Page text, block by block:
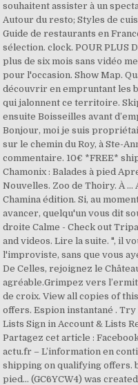
souhaitent assister à un
Autour du resto; Styles de
Guide de restaurants en
sélection. clock. POUR PLUS
plus de six mois sans vidéo
pour l'occasion. Show Map.
découvrir en empruntant les
qui jalonnent ce territoire.
ensuite Boisseilles avant
Bonjour, moi je suis
sur le chemin du Roy, à Ste-
commentaire. 10€ *FREE*
Chamonix : Balades à pied
Nouvelles. Zoo de Thoiry. À …
Chamina édition. Si, au
avancer, quelqu'un vous dit
droite Calme - Check out
and videos. Lire la suite. ", il
l'improviste, sans que vous
De Celles, rejoignez le
agréable.Grimpez vers
de croix. View all copies of
offers. Espion instantané .
Lists Sign in Account & Lists
Partagez cet article :
actu.fr – L’information en
shipping on qualifying offers.
pied... (GC6YCW4) was